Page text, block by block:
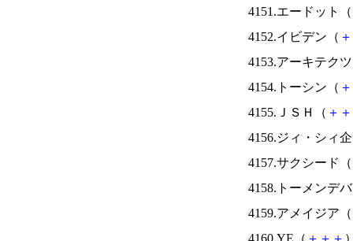
4151.エードット（
4152.イビデン（ ＋
4153.アーキテク
4154.トーシン（ ＋
4155.ＪＳＨ（ ＋ ＋
4156.ジィ・シィ
4157.サクシード（
4158.トーメンデ
4159.アメイジア（
4160.YE（ ＋ ＋ ＋